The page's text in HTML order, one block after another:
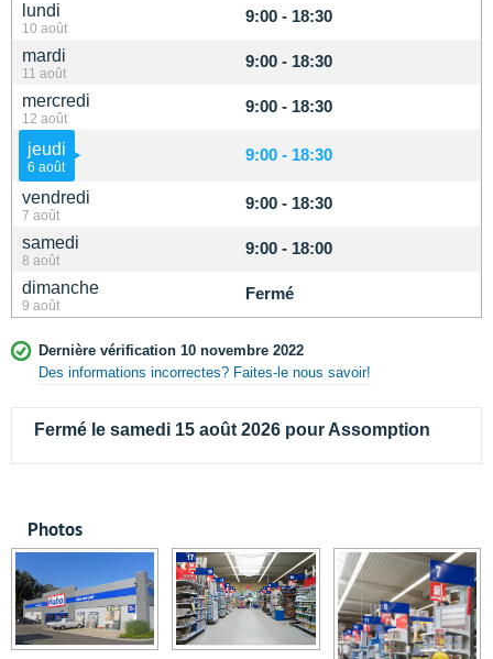
lundi
10 août
9:00 - 18:30
mardi
11 août
9:00 - 18:30
mercredi
12 août
9:00 - 18:30
jeudi
6 août
9:00 - 18:30
vendredi
7 août
9:00 - 18:30
samedi
8 août
9:00 - 18:00
dimanche
9 août
Fermé
Dernière vérification 10 novembre 2022
Des informations incorrectes? Faites-le nous savoir!
Fermé le samedi 15 août 2026 pour Assomption
Photos